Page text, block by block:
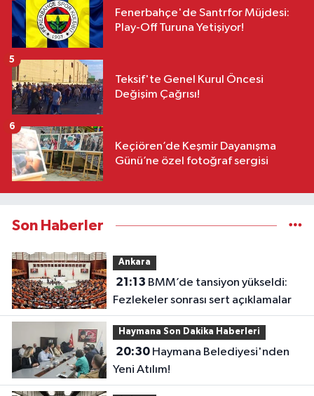
Fenerbahçe'de Santrfor Müjdesi:
Play-Off Turuna Yetişiyor!
Teksif'te Genel Kurul Öncesi
Değişim Çağrısı!
5
Keçiören’de Keşmir Dayanışma
Günü’ne özel fotoğraf sergisi
6
Son Haberler
Ankara
21:13
Fezlekeler sonrası sert açıklamalar
Haymana Son Dakika Haberleri
20:30Haymana Belediyesi'nden
Yeni Atılım!